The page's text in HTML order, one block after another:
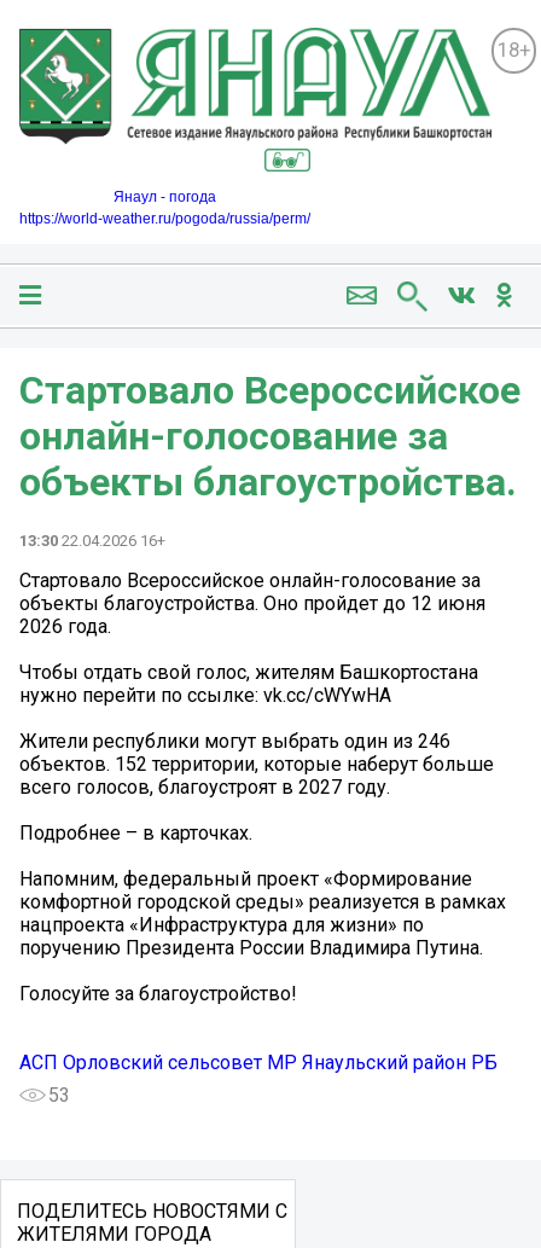
18+
Янаул - погода
https://world-weather.ru/pogoda/russia/perm/
Стартовало Всероссийское
онлайн-голосование за
объекты благоустройства.
13:30 22.04.2026 16+
Стартовало Всероссийское онлайн-голосование за
объекты благоустройства. Оно пройдет до 12 июня
2026 года.
Чтобы отдать свой голос, жителям Башкортостана
нужно перейти по ссылке: vk.cc/cWYwHA
Жители республики могут выбрать один из 246
объектов. 152 территории, которые наберут больше
всего голосов, благоустроят в 2027 году.
Подробнее – в карточках.
Напомним, федеральный проект «Формирование
комфортной городской среды» реализуется в рамках
нацпроекта «Инфраструктура для жизни» по
поручению Президента России Владимира Путина.
Голосуйте за благоустройство!
АСП Орловский сельсовет МР Янаульский район РБ
53
ПОДЕЛИТЕСЬ НОВОСТЯМИ С
ЖИТЕЛЯМИ ГОРОДА